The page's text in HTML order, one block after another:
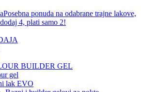
Posebna ponuda na odabrane trajne lakove,
4, plati samo 2!
BUILDER GEL
gel
lak EVO